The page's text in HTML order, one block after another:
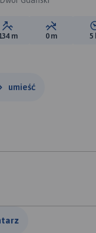
Suma przewyższeń:
m Suma
0 m 5
umieść